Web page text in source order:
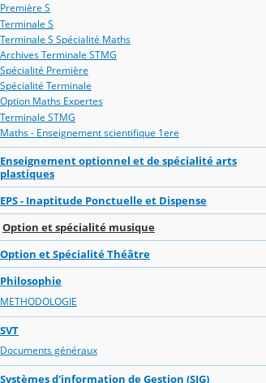
Première S
Terminale S
Terminale S Spécialité Maths
Archives Terminale STMG
Spécialité Première
Spécialité Terminale
Option Maths Expertes
Terminale STMG
Maths - Enseignement scientifique 1ere
Enseignement optionnel et de spécialité arts
plastiques
EPS - Inaptitude Ponctuelle et Dispense
Option et spécialité musique
Option et Spécialité Théâtre
Philosophie
METHODOLOGIE
SVT
Documents généraux
Systèmes d'information de Gestion (SIG)